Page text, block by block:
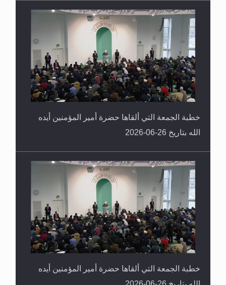
خطبة الجمعة التي ألقاها حضرة أمير المؤمنين أيده
الله بتاريخ 26-06-2026
خطبة الجمعة التي ألقاها حضرة أمير المؤمنين أيده